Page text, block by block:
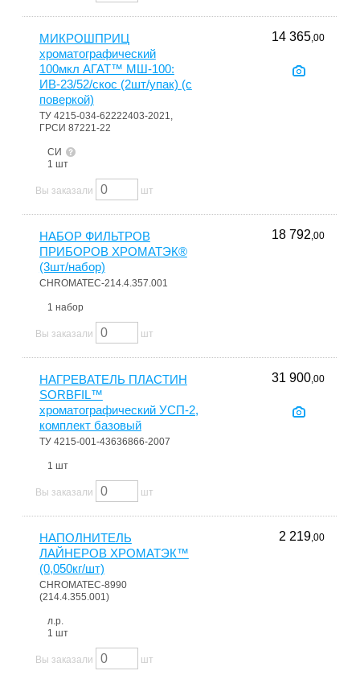
МИКРОШПРИЦ
хроматографический
100мкл АГАТ™ МШ-100:
ИВ-23/52/скос (2шт/упак) (с
поверкой)
ТУ 4215-034-62222403-2021,
ГРСИ 87221-22
СИ
1 шт
14 365,00
Вы заказали шт
НАБОР ФИЛЬТРОВ
ПРИБОРОВ ХРОМАТЭК®
(3шт/набор)
CHROMATEC-214.4.357.001
1 набор
18 792,00
Вы заказали шт
НАГРЕВАТЕЛЬ ПЛАСТИН
SORBFIL™
хроматографический УСП-2,
комплект базовый
ТУ 4215-001-43636866-2007
1 шт
31 900,00
Вы заказали шт
НАПОЛНИТЕЛЬ
ЛАЙНЕРОВ ХРОМАТЭК™
(0,050кг/шт)
CHROMATEC-8990
(214.4.355.001)
л.р.
1 шт
2 219,00
Вы заказали шт